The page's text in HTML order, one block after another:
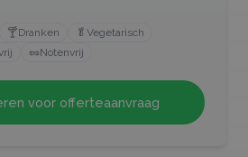
🍸Dranken 🥬 Vegetarisch
🥜Notenvrij
voor offerteaanvraag